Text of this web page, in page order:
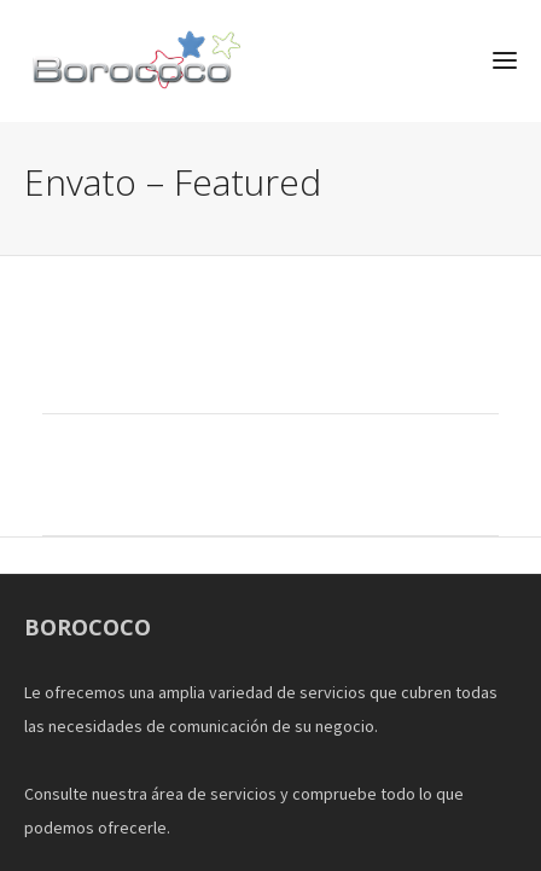
Envato – Featured
BOROCOCO
Le ofrecemos una amplia variedad de servicios que cubren todas
las necesidades de comunicación de su negocio.
Consulte nuestra área de servicios y compruebe todo lo que
podemos ofrecerle.